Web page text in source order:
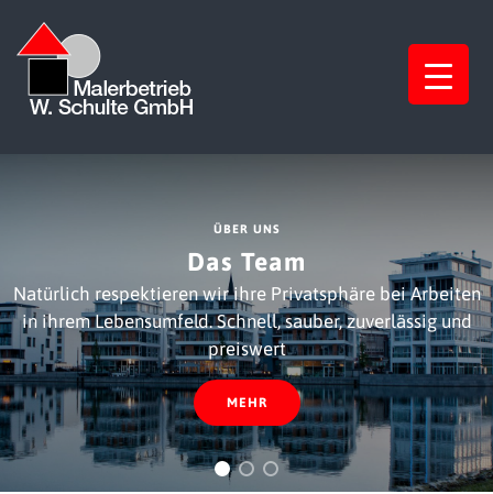
ÜBER UNS
Das Team
Natürlich respektieren wir ihre Privatsphäre bei Arbeiten
in ihrem Lebensumfeld. Schnell, sauber, zuverlässig und
preiswert
MEHR